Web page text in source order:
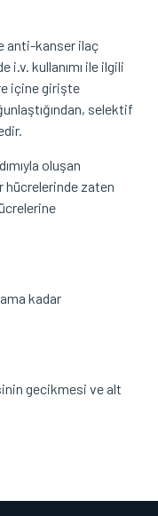
anti-kanser ilaç
i.v. kullanımı ile ilgili
içine girişte
selektif
oluşan
hücrelerinde zaten
kadar
gecikmesi ve alt